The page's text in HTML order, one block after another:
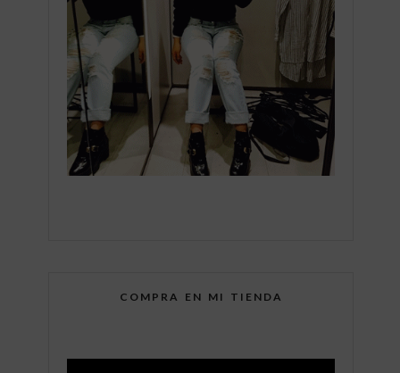
COMPRA EN MI TIENDA